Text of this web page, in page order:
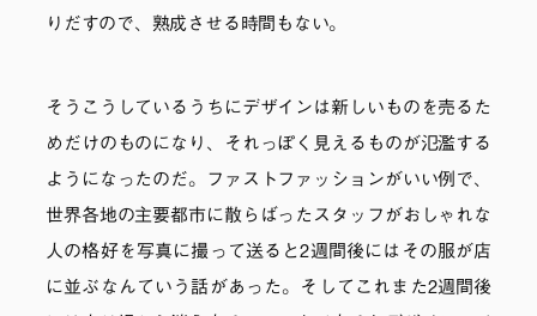
りだすので、熟成させる時間もない。
そうこうしているうちにデザインは新しいものを売るた
めだけのものになり、それっぽく見えるものが氾濫する
ようになったのだ。ファストファッションがいい例で、
世界各地の主要都市に散らばったスタッフがおしゃれな
人の格好を写真に撮って送ると2週間後にはその服が店
に並ぶなんていう話があった。そしてこれまた2週間後